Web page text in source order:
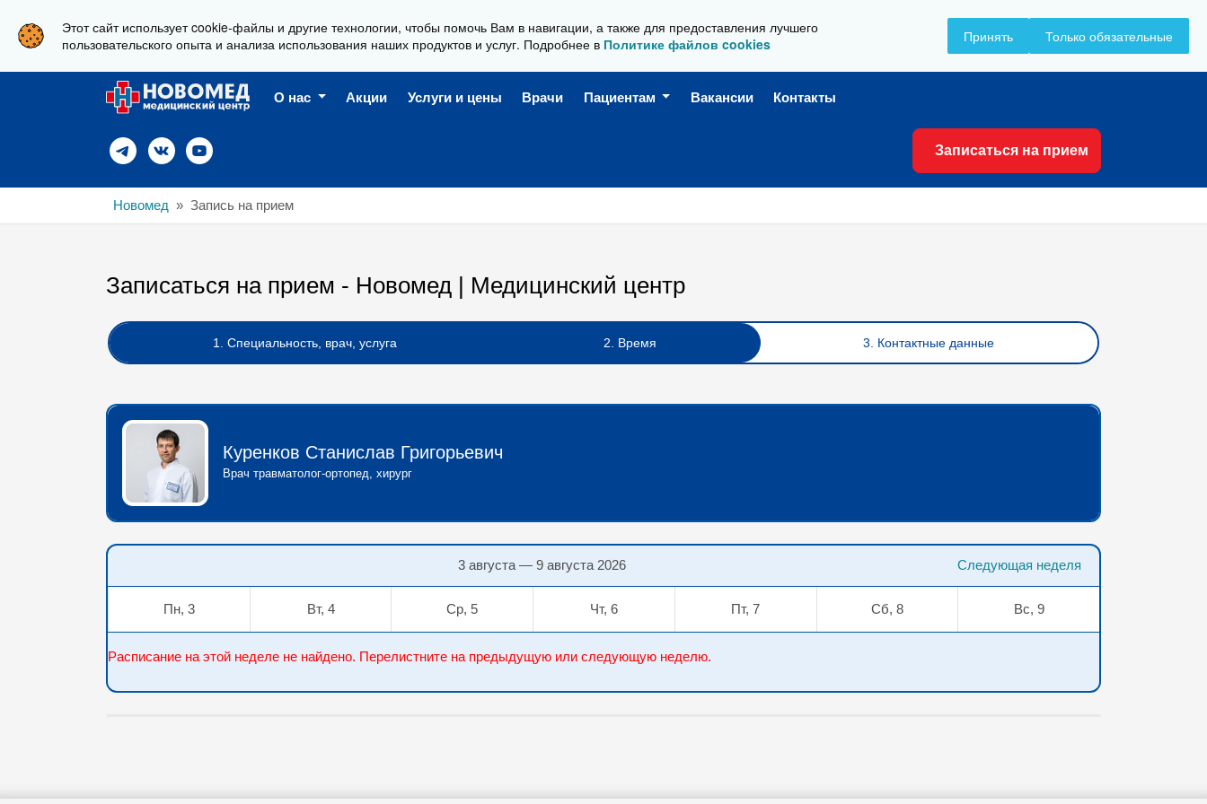
Этот сайт использует cookie-файлы и другие технологии, чтобы помочь Вам в навигации, а также для предоставления лучшего
пользовательского опыта и анализа использования наших продуктов и услуг. Подробнее в Политике файлов cookies Принять Только обязательные
г. Новороссийск, ул. Свердлова 36А Ежедневно, с 08:00 до 20:00 +7 (8617) 799-799
О нас Акции Услуги и цены Врачи Пациентам Вакансии Контакты
Записаться на прием
Новомед Запись на прием
Записаться на прием - Новомед | Медицинский центр
1. Специальность, врач, услуга 2. Время 3. Контактные данные
Куренков Станислав Григорьевич
Врач травматолог-ортопед, хирург
Следующая неделя
3 августа — 9 августа 2026
Пн, 3 Вт, 4 Ср, 5 Чт, 6 Пт, 7 Сб, 8 Вс, 9
Расписание на этой неделе не найдено. Перелистните на предыдущую или следующую неделю.